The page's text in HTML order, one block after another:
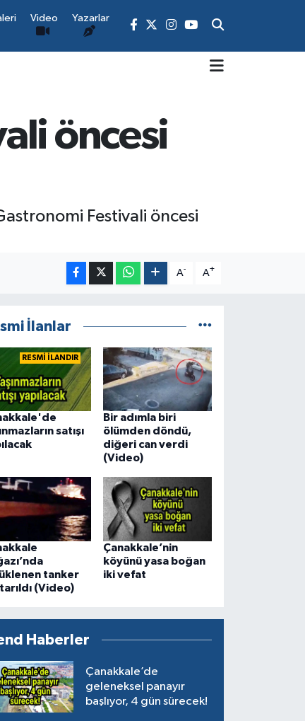
Video Yazarlar
öncesi
Festivali öncesi
A- A+
İlanlar
RESMİ İLANDIR
satışı
Bir adımla biri
ölümden döndü,
diğeri can verdi
(Video)
tanker
(Video)
Çanakkale’nin
köyünü yasa boğan
iki vefat
Haberler
Çanakkale’de
geleneksel panayır
başlıyor, 4 gün sürecek!